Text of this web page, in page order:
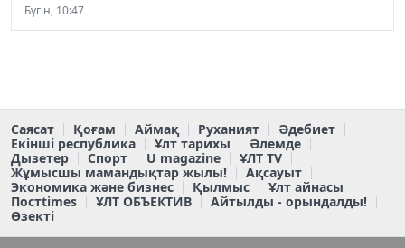
Бүгін, 10:47
Саясат Қоғам Аймақ Руханият
Әдебиет
Екінші республика
Ұлт тарихы
Әлемде
Дызетер
Спорт U magazine
ҰЛТ TV
Жұмысшы мамандықтар жылы!
Ақсауыт
Экономика және бизнес
Қылмыс
Ұлт айнасы
Постtimes
ҰЛТ ОБЪЕКТИВ
Айтылды - орындалды!
Өзекті